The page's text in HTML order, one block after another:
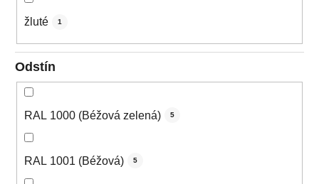
žluté 1
Odstín
RAL 1000 (Béžová zelená) 5
RAL 1001 (Béžová) 5